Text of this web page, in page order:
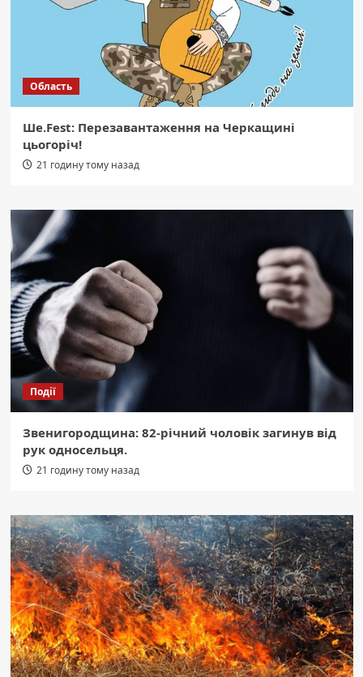
Область
Ше.Fest: Перезавантаження на Черкащині
цьогоріч!
21 годину тому назад
Події
Звенигородщина: 82-річний чоловік загинув від
рук односельця.
21 годину тому назад